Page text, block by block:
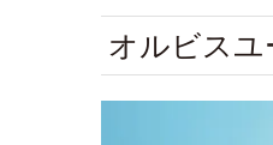
オルビスユ